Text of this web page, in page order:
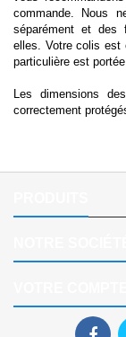
commande. Nous
séparément et des
elles. Votre colis est
particulière est
Les dimensions
correctement